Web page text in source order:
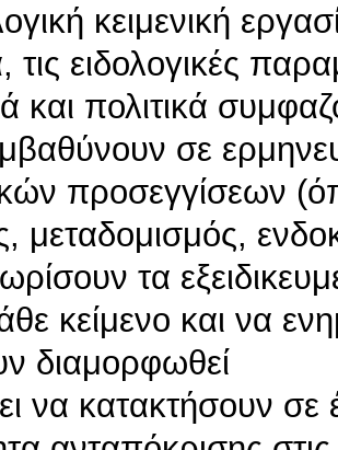
κειμενική
τις ειδολογικές
και πολιτικά
σε
προσεγγίσεων
μεταδομισμός,
τα
κείμενο και να
διαμορφωθεί
να κατακτήσουν σε